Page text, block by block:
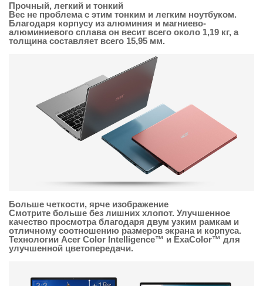
Прочный, легкий и тонкий
Вес не проблема с этим тонким и легким ноутбуком.
Благодаря корпусу из алюминия и магниево-
алюминиевого сплава он весит всего около 1,19 кг, а
толщина составляет всего 15,95 мм.
Больше четкости, ярче изображение
Смотрите больше без лишних хлопот. Улучшенное
качество просмотра благодаря двум узким рамкам и
отличному соотношению размеров экрана и корпуса.
Технологии Acer Color Intelligence™ и ExaColor™ для
улучшенной цветопередачи.